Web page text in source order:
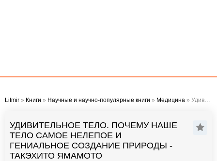
Litmir » Книги » Научные и научно-популярные книги » Медицина » Удивительное тело. Почему наше тело самое нелепое и гениальное создание природы - Такэхито Ямамото
УДИВИТЕЛЬНОЕ ТЕЛО. ПОЧЕМУ НАШЕ
ТЕЛО САМОЕ НЕЛЕПОЕ И
ГЕНИАЛЬНОЕ СОЗДАНИЕ ПРИРОДЫ -
ТАКЭХИТО ЯМАМОТО